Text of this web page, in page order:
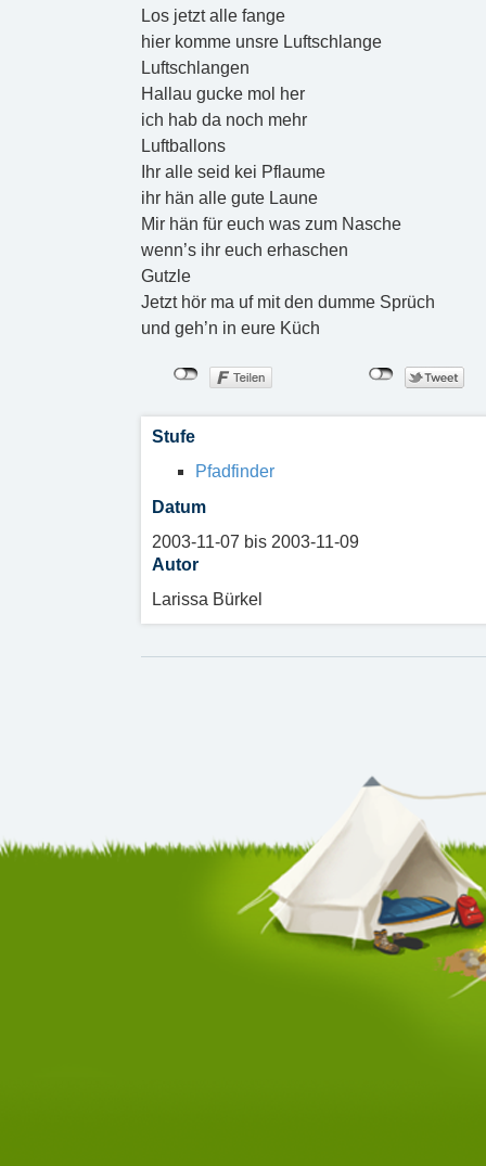
Los jetzt alle fange
hier komme unsre Luftschlange
Luftschlangen
Hallau gucke mol her
ich hab da noch mehr
Luftballons
Ihr alle seid kei Pflaume
ihr hän alle gute Laune
Mir hän für euch was zum Nasche
wenn’s ihr euch erhaschen
Gutzle
Jetzt hör ma uf mit den dumme Sprüch
und geh’n in eure Küch
Stufe
Pfadfinder
Datum
2003-11-07 bis 2003-11-09
Autor
Larissa Bürkel